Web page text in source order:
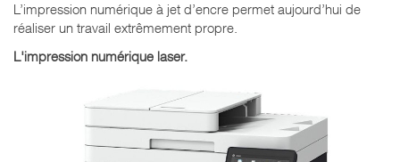
L’impression numérique à jet d’encre permet aujourd’hui de
réaliser un travail extrêmement propre.
L'impression numérique laser.